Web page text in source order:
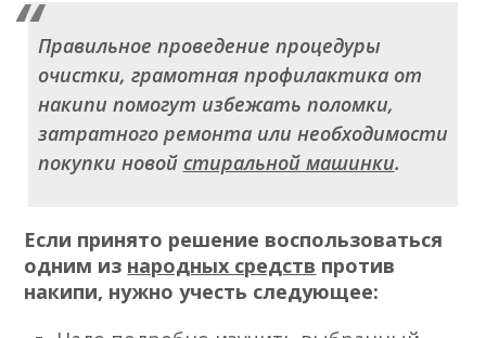
Правильное проведение процедуры
очистки, грамотная профилактика от
накипи помогут избежать поломки,
затратного ремонта или необходимости
покупки новой стиральной машинки.
Если принято решение воспользоваться
одним из народных средств против
накипи, нужно учесть следующее: